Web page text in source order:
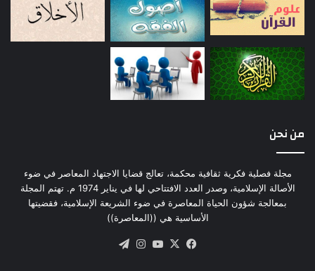
من نحن
مجلة فصلية فكرية ثقافية محكمة، تعالج قضايا الاجتهاد المعاصر في ضوء
الأصالة الإسلامية، وصدر العدد الافتتاحي لها في يناير 1974 م. تهتم المجلة
بمعالجة شؤون الحياة المعاصرة في ضوء الشريعة الإسلامية، فقضيتها
الأساسية هي ((المعاصرة))
فيسبوك
‫X
‫YouTube
انستقرام